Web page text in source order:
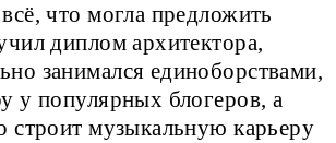
что могла предложить
диплом архитектора,
занимался единоборствами,
у популярных блогеров, а
строит музыкальную карьеру